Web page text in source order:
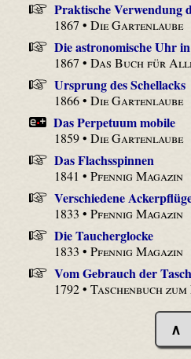
Praktische Verwendung
1867 •Die Gartenlaube
Die astronomische Uhr
1867 •Das Buch für
Ursprung des Schellacks
1866 •Die Gartenlaube
Das Perpetuum mobile
1859 •Die Gartenlaube
Das Flachsspinnen
1841 •Pfennig Magazin
Verschiedene
1833 •Pfennig Magazin
Die Taucherglocke
1833 •Pfennig Magazin
Vom Gebrauch der
1792 •Taschenbuch
∧